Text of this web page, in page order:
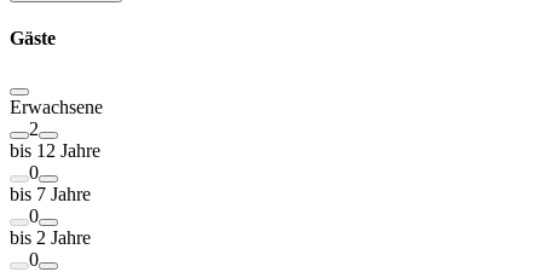
Gäste
Erwachsene
2
bis 12 Jahre
0
bis 7 Jahre
0
bis 2 Jahre
0